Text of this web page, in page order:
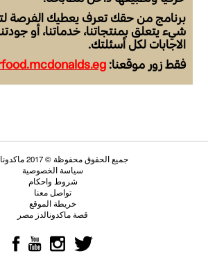
برنامج من حقك تعرف يعطيك الفرصة
شيء يتعلق بمنتجاتنا، خدماتنا، أو
الاجابات لكل أسئلتك.
فقط زور موقعنا:
سياسة الخصوصية
شروط واحكام
تواصل معنا
خريطة الموقع
قصة ماكدونالدز مصر